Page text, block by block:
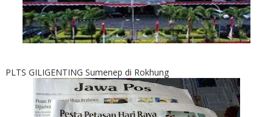
PLTS GILIGENTING Sumenep di Rokhung